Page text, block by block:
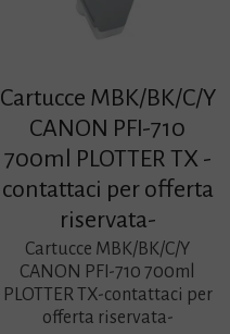
Cartucce MBK/BK/C/Y
CANON PFI-710
700ml PLOTTER TX -
contattaci per offerta
riservata-
Cartucce MBK/BK/C/Y
CANON PFI-710 700ml
PLOTTER TX-contattaci per
offerta riservata-